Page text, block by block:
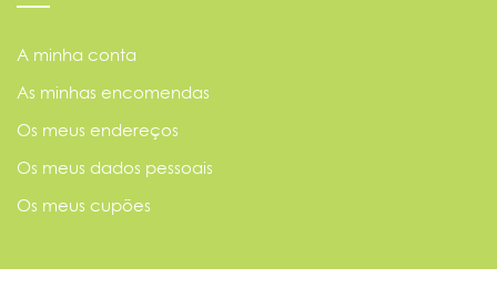
A minha conta
As minhas encomendas
Os meus endereços
Os meus dados pessoais
Os meus cupões